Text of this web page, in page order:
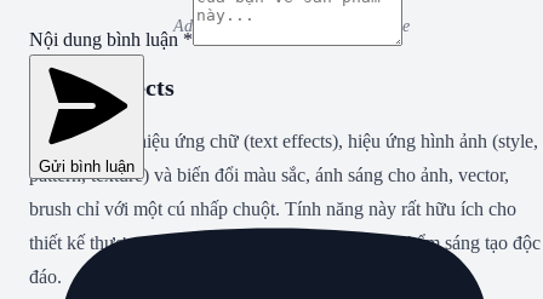
Adobe Firefly Firefly text to image
Firefly effects
Cho phép tạo hiệu ứng chữ (text effects), hiệu ứng hình ảnh (style,
pattern, texture) và biến đổi màu sắc, ánh sáng cho ảnh, vector,
brush chỉ với một cú nhấp chuột. Tính năng này rất hữu ích cho
thiết kế thương hiệu, poster quảng cáo hoặc sản phẩm sáng tạo độc
đáo.
Nội dung bình luận *
Gửi bình luận